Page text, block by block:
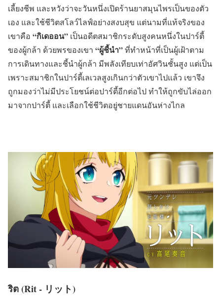
เลี้ยงชีพ และหวังว่าจะวันหนึ่งเปิดร้านยาสมุนไพรเป็นของตัว
เอง และใช้ชีวิตสโลว์ไลฟ์อย่างสงบสุข แต่นามที่แท้จริงของ
เขาคือ “กิเดออน” เป็นอดีตสมาชิกระดับสูงคนหนึ่งในปาร์ตี้
ของผู้กล้า ด้วยพรของเขา “ผู้ชี้นำ”ที่ทำหน้าที่เป็นผู้เฝ้าตาม
การเดินทางและชี้นำผู้กล้า มีพลังเทียบเท่าอัศวินชั้นสูง แต่เป็น
เพราะสมาชิกในปาร์ตี้เลเวลสูงเกินกว่าตัวเขาไปแล้ว เขาจึง
ถูกมองว่าไม่มีประโยชน์ต่อปาร์ตี้อีกต่อไป ทำให้ถูกขับไล่ออก
มาจากปาร์ตี้ และเลือกใช้ชีวิตอยู่ชายแดนอันห่างไกล
ริต (Rit - リット)